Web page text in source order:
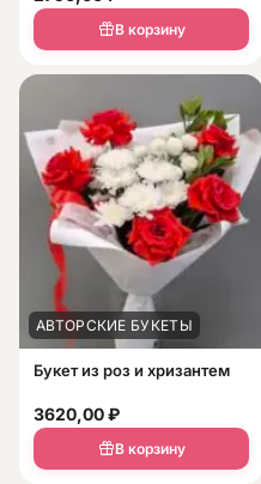
диантусы и зелень
В корзину
АВТОРСКИЕ БУКЕТЫ
Букет из роз и хризантем
3620,00₽
В корзину